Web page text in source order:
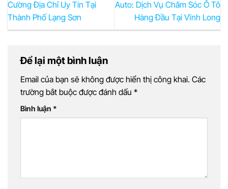
Cường Địa Chỉ Uy Tín Tại
Thành Phố Lạng Sơn
Auto: Dịch Vụ Chăm Sóc Ô Tô
Hàng Đầu Tại Vĩnh Long
Để lại một bình luận
Email của bạn sẽ không được hiển thị công khai. Các
trường bắt buộc được đánh dấu *
Bình luận *